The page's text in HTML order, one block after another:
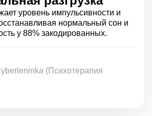
уровень импульсивности и
нормальный сон и
у 88% закодированных.
(Психотерапия